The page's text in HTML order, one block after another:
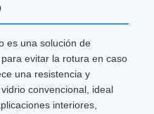
es una solución de
evitar la rotura en caso
una resistencia y
convencional, ideal
interiores,